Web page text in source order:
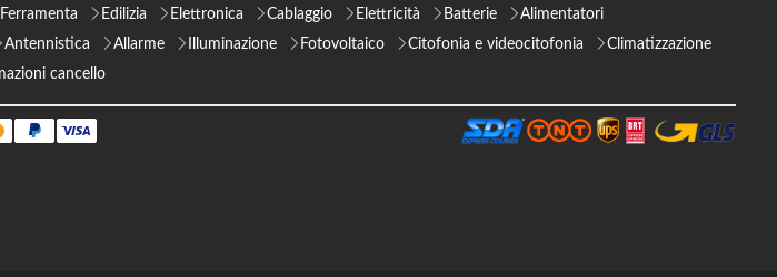
Ferramenta Edilizia Elettronica Cablaggio Elettricità Batterie
Alimentatori
Antennistica Allarme Illuminazione Fotovoltaico Citofonia e videocitofonia
Climatizzazione
cancello